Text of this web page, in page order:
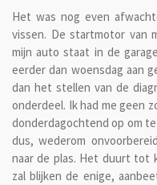
Het was nog even
vissen. De startmotor van
mijn auto staat in de
eerder dan woensdag aan
dan het stellen van de
onderdeel. Ik had me geen
donderdagochtend op om
dus, wederom
naar de plas. Het duurt
zal blijken de enige,